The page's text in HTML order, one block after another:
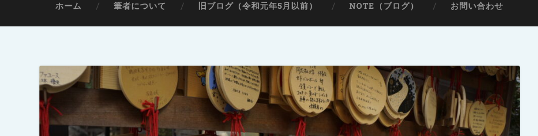
ホーム 筆者について 旧ブログ（令和元年5月以前） NOTE（ブログ） お問い合わせ